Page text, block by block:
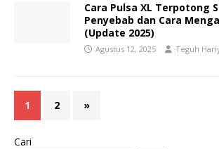
Cara Pulsa XL Terpotong
Penyebab dan Cara
(Update 2025)
Agustus 12, 2025 Teguh
1 2 »
Cari